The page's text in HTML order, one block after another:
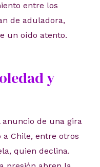
entre los
de aduladora,
un oído atento.
y
de una gira
Chile, entre otros
quien declina.